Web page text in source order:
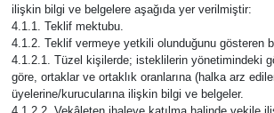
ilişkin bilgi ve belgelere aşağıda yer verilmiştir:
4.1.1. Teklif mektubu.
4.1.2. Teklif vermeye yetkili olunduğunu gösteren
4.1.2.1. Tüzel kişilerde; isteklilerin yönetimindeki
göre, ortaklar ve ortaklık oranlarına (halka arz
üyelerine/kurucularına ilişkin bilgi ve belgeler.